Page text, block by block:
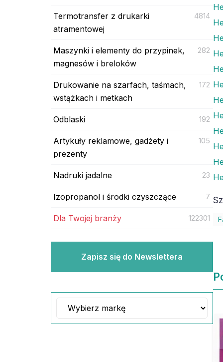
Termotransfer z drukarki
atramentowej
4814
Maszynki i elementy do przypinek,
magnesów i breloków
282
Drukowanie na szarfach, taśmach,
wstążkach i metkach
172
Odblaski 192
Artykuły reklamowe, gadżety i
prezenty
105
Nadruki jadalne 23
Izopropanol i środki czyszczące 7
Dla Twojej branży 122301
Zapisz się do Newslettera